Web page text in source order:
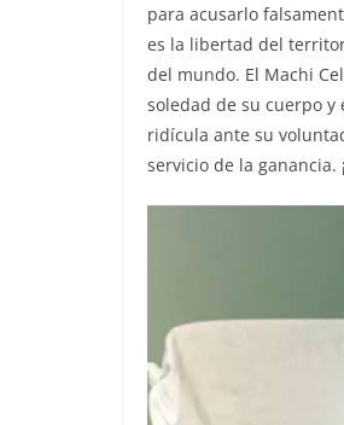
para acusarlo
es la libertad del
del mundo. El Machi
soledad de su cuerpo
ridícula ante su
servicio de la ganancia.